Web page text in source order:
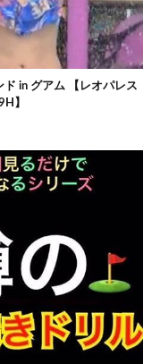
in グアム 【レオパレス
】